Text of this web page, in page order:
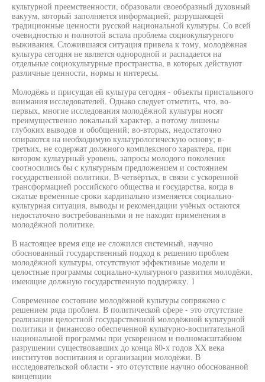
культурной преемственности, образовали своеобразный духовный
вакуум, который заполняется информацией, разрушающей
традиционные ценности русской национальной культуры. Со всей
очевидностью и полнотой встала проблема социокультурного
выживания. Сложившаяся ситуация привела к тому, молодёжная
культура сегодня не является однородной и распадается на
отдельные социокультурные пространства, в которых действуют
различные ценности, нормы и интересы.
Молодёжь и присущая ей культура сегодня - объекты пристального
внимания исследователей. Однако следует отметить, что, во-
первых, многие исследования молодёжной культуры носят
преимущественно локальный характер, а потому лишены
глубоких выводов и обобщений; во-вторых, недостаточно
опираются на необходимую культурологическую основу; в-
третьих, не содержат должного комплексного характера, при
котором культурный уровень, запросы молодого поколения
соотносились бы с культурным предложением и состоянием
государственной политики. В-четвёртых, в связи с ускоренной
трансформацией российского общества и государства, когда в
сжатые временные сроки кардинально изменяется социально-
культурная ситуация, выводы и рекомендации учёных остаются
недостаточно востребованными и не находят применения в
молодёжной политике.
В настоящее время еще не сложился системный, научно
обоснованный государственный подход к решению проблем
молодёжной культуры, отсутствуют эффективные модели и
целостные программы социально-культурного развития молодёжи,
имеющие должную государственную поддержку. 1
Современное состояние молодёжной культуры сопряжено с
решением ряда проблем. В политической сфере - это отсутствие
реализации целостной государственной молодёжной культурной
политики и финансово обеспеченной культурно-воспитательной
национальной программы при ускоренном и полномасштабном
разрушении существовавших до конца 80-х годов XX века
институтов воспитания и организации молодёжи. В
исследовательской области - это отсутствие научно обоснованной
концепции